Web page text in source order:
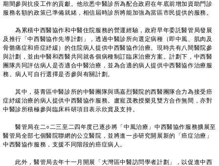
期間參與抗疫工作的貢獻。他欣悉中醫診所為配合政府在年底前增加資助門診
服務名額的政策已準備就緒，相信屆時診所將能加強為當區市民提供的服務。
為累積中西醫協作和中醫住院服務的營運經驗，政府早年委託醫管局發展
及推行「中西醫協作先導計劃」，透過中醫診所向選定病種（即中風、肌肉及
骨骼痛症和癌症紓緩）的住院病人提供中西醫協作治療。現時共有八間醫院參
與計劃，並由中醫和西醫共同就各個病種制訂臨床治療方案。計劃下，中西醫
團隊共同評估病人是否適合中醫治療，並為合適的病人提供中西醫協作治療服
務。病人可自行選擇是否參與有關計劃。
其中，葵青區中醫診所的中醫團隊與瑪嘉烈醫院的西醫團隊合力為接受癌
症紓緩治療的病人提供中西醫協作服務。盧寵茂教授樂見雙方合作無間，亦對
中醫診所積極參與臨床科研項目表示欣賞及支持。
醫管局在二○二三至二四年度已逐步將「中風治療」中西醫協作服務擴展至
醫管局全部七個醫院聯網的公立醫院，並將進一步研究開展新的「癌症治療」
中西醫協作服務，支援不同階段的癌症病人。
此外，醫管局去年十一月開展「大灣區中醫訪問學者計劃」，以促進中西